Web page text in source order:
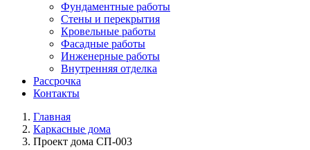
Фундаментные работы
Стены и перекрытия
Кровельные работы
Фасадные работы
Инженерные работы
Внутренняя отделка
Рассрочка
Контакты
Главная
Каркасные дома
Проект дома СП-003